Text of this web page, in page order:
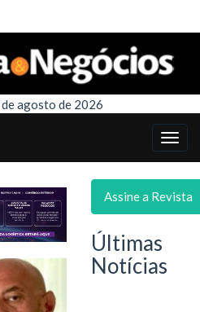
agosto de 2026
Assine a Revista
Últimas
Notícias